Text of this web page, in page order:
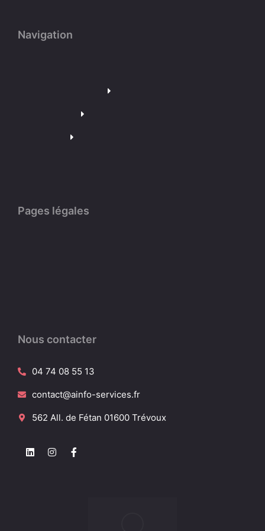
Navigation
Pages légales
Nous contacter
04 74 08 55 13
contact@ainfo-services.fr
562 All. de Fétan 01600 Trévoux